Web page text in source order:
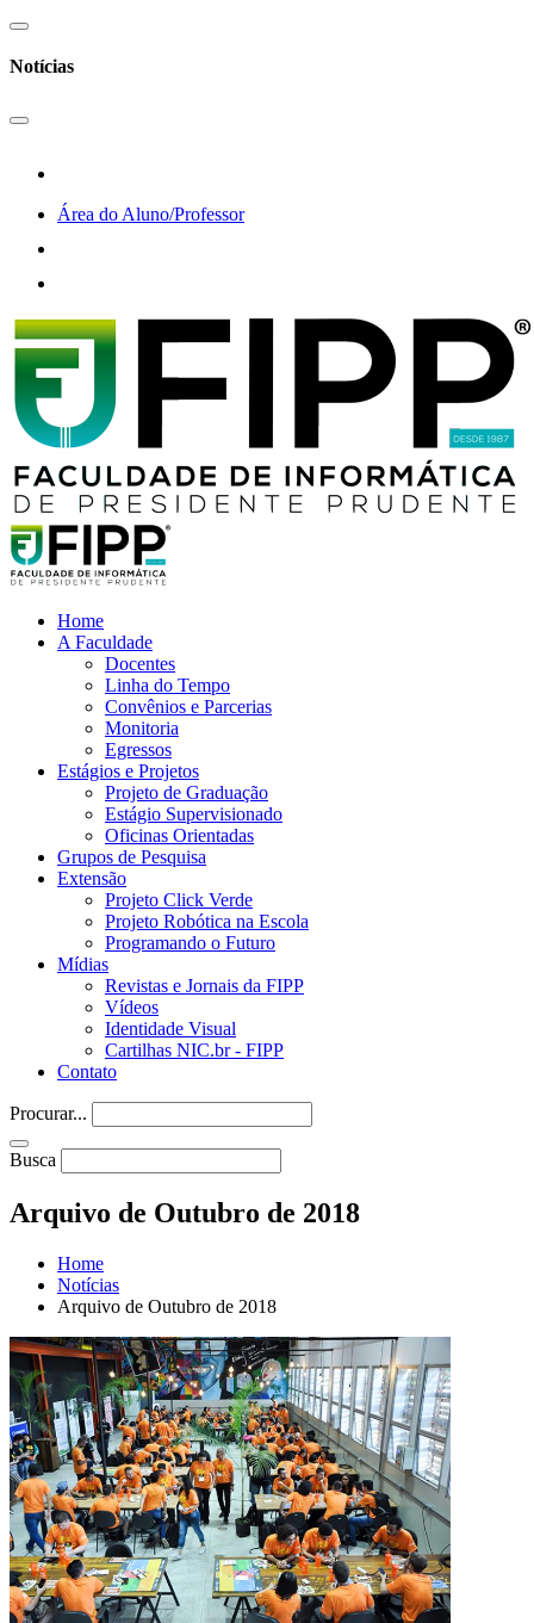
Notícias
Área do Aluno/Professor
Home
A Faculdade
Docentes
Linha do Tempo
Convênios e Parcerias
Monitoria
Egressos
Estágios e Projetos
Projeto de Graduação
Estágio Supervisionado
Oficinas Orientadas
Grupos de Pesquisa
Extensão
Projeto Click Verde
Projeto Robótica na Escola
Programando o Futuro
Mídias
Revistas e Jornais da FIPP
Vídeos
Identidade Visual
Cartilhas NIC.br - FIPP
Contato
Procurar...
Busca
Arquivo de Outubro de 2018
Home
Notícias
Arquivo de Outubro de 2018